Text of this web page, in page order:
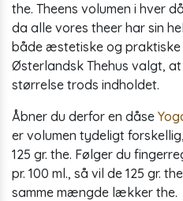
the. Theens volumen i hver
da alle vores theer har sin
både æstetiske og praktiske
Østerlandsk Thehus valgt,
størrelse trods indholdet.
Åbner du derfor en dåse
er volumen tydeligt
125 gr. the. Følger du
pr. 100 ml., så vil de 125 gr.
samme mængde lækker the.